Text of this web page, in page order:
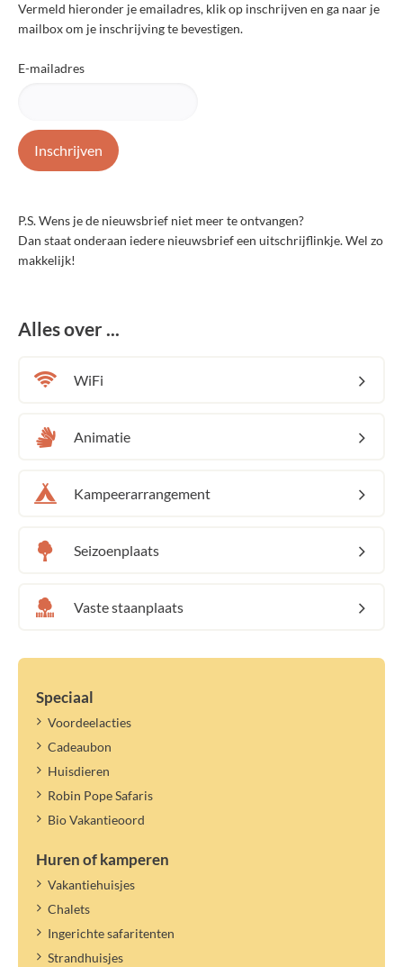
Vermeld hieronder je emailadres, klik op inschrijven en ga naar je
mailbox om je inschrijving te bevestigen.
E-mailadres
P.S. Wens je de nieuwsbrief niet meer te ontvangen?
Dan staat onderaan iedere nieuwsbrief een uitschrijflinkje. Wel zo
makkelijk!
Alles over ...
WiFi
Animatie
Kampeerarrangement
Seizoenplaats
Vaste staanplaats
Speciaal
Voordeelacties
Cadeaubon
Huisdieren
Robin Pope Safaris
Bio Vakantieoord
Huren of kamperen
Vakantiehuisjes
Chalets
Ingerichte safaritenten
Strandhuisjes